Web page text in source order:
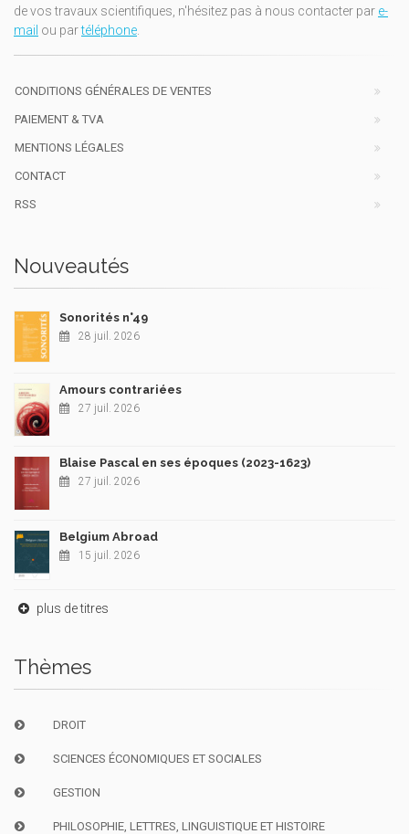
de vos travaux scientifiques, n'hésitez pas à nous contacter par e-
mail ou partéléphone
CONDITIONS GÉNÉRALES DE VENTES
PAIEMENT & TVA
MENTIONS LÉGALES
CONTACT
RSS
Nouveautés
Sonorités n°49
28 juil. 2026
Amours contrariées
27 juil. 2026
Blaise Pascal en ses époques (2023-1623)
27 juil. 2026
Belgium Abroad
15 juil. 2026
plus de titres
Thèmes
DROIT
SCIENCES ÉCONOMIQUES ET SOCIALES
GESTION
PHILOSOPHIE, LETTRES, LINGUISTIQUE ET HISTOIRE